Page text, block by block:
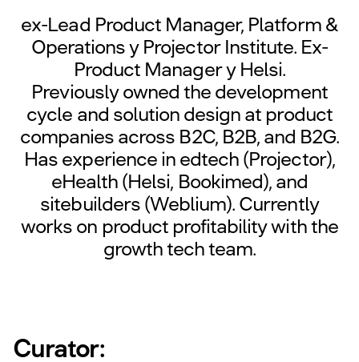
ex-Lead Product Manager, Platform &
Operations у Projector Institute. Ex-
Product Manager у Helsi.
Previously owned the development
cycle and solution design at product
companies across B2C, B2B, and B2G.
Has experience in edtech (Projector),
eHealth (Helsi, Bookimed), and
sitebuilders (Weblium). Currently
works on product profitability with the
growth tech team.
Curator: